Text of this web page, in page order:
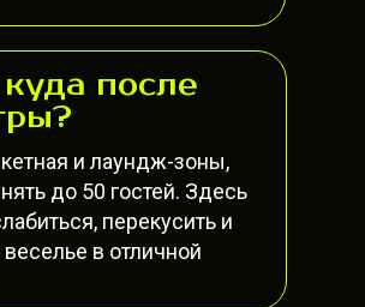
и лаундж-зоны,
до 50 гостей. Здесь
перекусить и
в отличной
после